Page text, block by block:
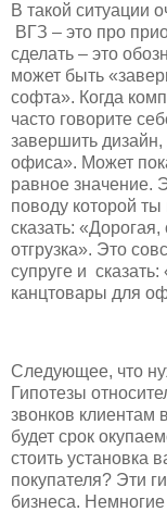
В такой ситуации
ВГЗ – это про
сделать – это
может быть
софта». Когда
часто говорите
завершить дизайн,
офиса». Может
равное значение.
поводу которой
сказать:
отгрузка». Это
супруге и
канцтовары для
Следующее, что
Гипотезы
звонков клиентам
будет срок
стоить установка
покупателя? Эти
бизнеса.